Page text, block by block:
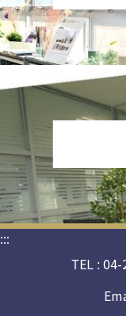
:::
TEL :